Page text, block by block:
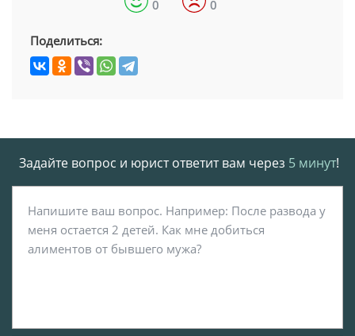
0 0
Поделиться:
Задайте вопрос и юрист ответит вам через 5 минут!